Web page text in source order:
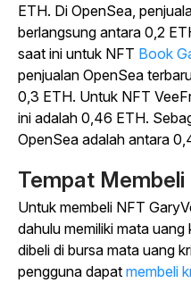
ETH. Di OpenSea,
berlangsung antara 0,2
saat ini untuk NFT Book
penjualan OpenSea
0,3 ETH. Untuk NFT
ini adalah 0,46 ETH.
OpenSea adalah antara
Tempat Membeli
Untuk membeli NFT
dahulu memiliki mata
dibeli di bursa mata uang
pengguna dapat membeli